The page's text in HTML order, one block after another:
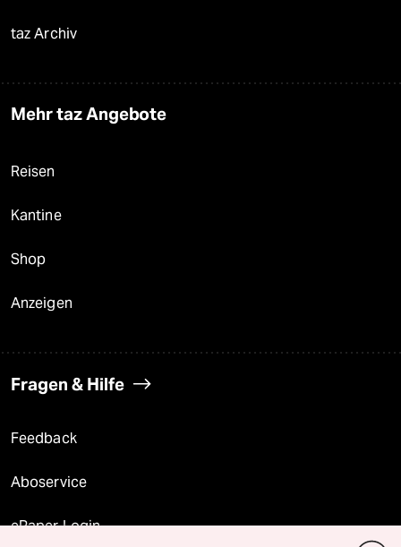
taz Archiv
Mehr taz Angebote
Reisen
Kantine
Shop
Anzeigen
Fragen & Hilfe
Feedback
Aboservice
ePaper Login